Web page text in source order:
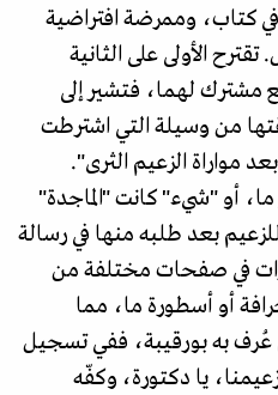
كتاب، وممرضة افتراضية
الأولى على الثانية
مشترك لهما، فتشير إلى
من وسيلة التي اشترطت
مواراة الزعيم الثرى".
أو "شيء" كانت "الماجدة"
بعد طلبه منها في رسالة
في صفحات مختلفة من
أو أسطورة ما، مما
عُرف به بورقيبة، ففي تسجيل
يا دكتورة، وكفّه